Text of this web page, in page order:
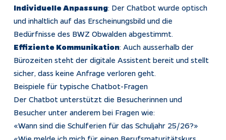
Individuelle Anpassung: Der Chatbot wurde optisch
und inhaltlich auf das Erscheinungsbild und die
Bedürfnisse des BWZ Obwalden abgestimmt.
Effiziente Kommunikation: Auch ausserhalb der
Bürozeiten steht der digitale Assistent bereit und stellt
sicher, dass keine Anfrage verloren geht.
Beispiele für typische Chatbot-Fragen
Der Chatbot unterstützt die Besucherinnen und
Besucher unter anderem bei Fragen wie:
«Wann sind die Schulferien für das Schuljahr 25/26?»